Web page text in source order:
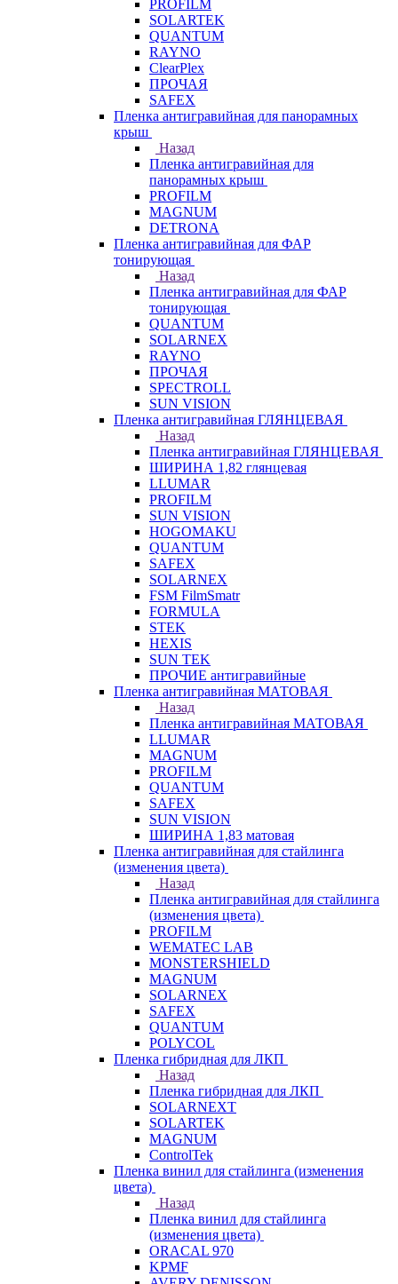
PROFILM
SOLARTEK
QUANTUM
RAYNO
ClearPlex
ПРОЧАЯ
SAFEX
Пленка антигравийная для панорамных
крыш
Назад
Пленка антигравийная для
панорамных крыш
PROFILM
MAGNUM
DETRONA
Пленка антигравийная для ФАР
тонирующая
Назад
Пленка антигравийная для ФАР
тонирующая
QUANTUM
SOLARNEX
RAYNO
ПРОЧАЯ
SPECTROLL
SUN VISION
Пленка антигравийная ГЛЯНЦЕВАЯ
Назад
Пленка антигравийная ГЛЯНЦЕВАЯ
ШИРИНА 1,82 глянцевая
LLUMAR
PROFILM
SUN VISION
HOGOMAKU
QUANTUM
SAFEX
SOLARNEX
FSM FilmSmatr
FORMULA
STEK
HEXIS
SUN TEK
ПРОЧИЕ антигравийные
Пленка антигравийная МАТОВАЯ
Назад
Пленка антигравийная МАТОВАЯ
LLUMAR
MAGNUM
PROFILM
QUANTUM
SAFEX
SUN VISION
ШИРИНА 1,83 матовая
Пленка антигравийная для стайлинга
(изменения цвета)
Назад
Пленка антигравийная для стайлинга
(изменения цвета)
PROFILM
WEMATEC LAB
MONSTERSHIELD
MAGNUM
SOLARNEX
SAFEX
QUANTUM
POLYCOL
Пленка гибридная для ЛКП
Назад
Пленка гибридная для ЛКП
SOLARNEXT
SOLARTEK
MAGNUM
ControlTek
Пленка винил для стайлинга (изменения
цвета)
Назад
Пленка винил для стайлинга
(изменения цвета)
ORACAL 970
KPMF